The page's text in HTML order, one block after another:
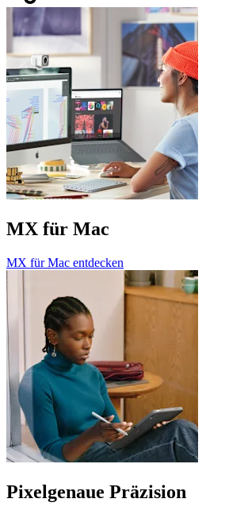
MX für Mac
MX für Mac entdecken
Pixelgenaue Präzision